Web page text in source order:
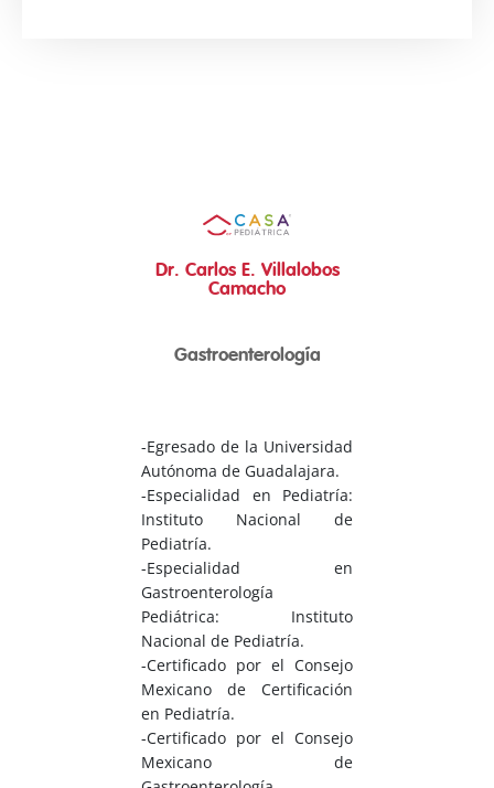
Dr. Carlos E. Villalobos
Camacho
Gastroenterología
-Egresado de la Universidad
Autónoma de Guadalajara.
-Especialidad en Pediatría:
Instituto Nacional de
Pediatría.
-Especialidad en
Gastroenterología
Pediátrica: Instituto
Nacional de Pediatría.
-Certificado por el Consejo
Mexicano de Certificación
en Pediatría.
-Certificado por el Consejo
Mexicano de